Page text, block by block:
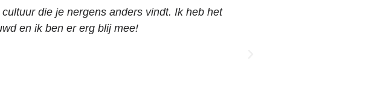
die je nergens anders vindt. Ik heb het
en ik ben er erg blij mee!